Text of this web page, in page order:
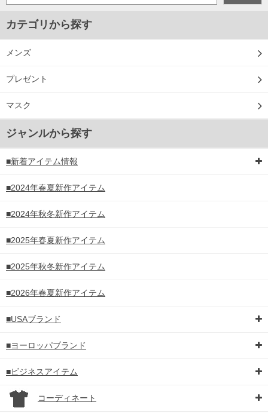
カテゴリから探す
メンズ
プレゼント
マスク
ジャンルから探す
■新着アイテム情報
■2024年春夏新作アイテム
■2024年秋冬新作アイテム
■2025年春夏新作アイテム
■2025年秋冬新作アイテム
■2026年春夏新作アイテム
■USAブランド
■ヨーロッパブランド
■ビジネスアイテム
コーディネート